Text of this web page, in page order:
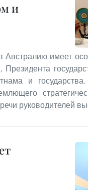
и
имеет
Президента
и
руководителей